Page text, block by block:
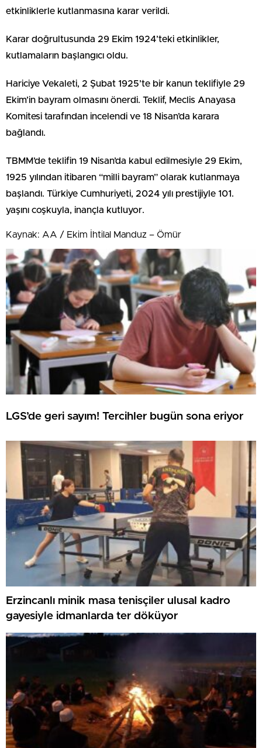
etkinliklerle kutlanmasına karar verildi.
Karar doğrultusunda 29 Ekim 1924’teki etkinlikler,
kutlamaların başlangıcı oldu.
Hariciye Vekaleti, 2 Şubat 1925’te bir kanun teklifiyle 29
Ekim’in bayram olmasını önerdi. Teklif, Meclis Anayasa
Komitesi tarafından incelendi ve 18 Nisan’da karara
bağlandı.
TBMM’de teklifin 19 Nisan’da kabul edilmesiyle 29 Ekim,
1925 yılından itibaren “milli bayram” olarak kutlanmaya
başlandı. Türkiye Cumhuriyeti, 2024 yılı prestijiyle 101.
yaşını coşkuyla, inançla kutluyor.
Kaynak: AA / Ekim İhtilal Manduz – Ömür
LGS’de geri sayım! Tercihler bugün sona eriyor
Erzincanlı minik masa tenisçiler ulusal kadro
gayesiyle idmanlarda ter döküyor